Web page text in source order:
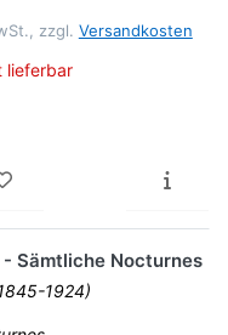
zzgl. Versandkosten
lieferbar
- Sämtliche Nocturnes
1924)